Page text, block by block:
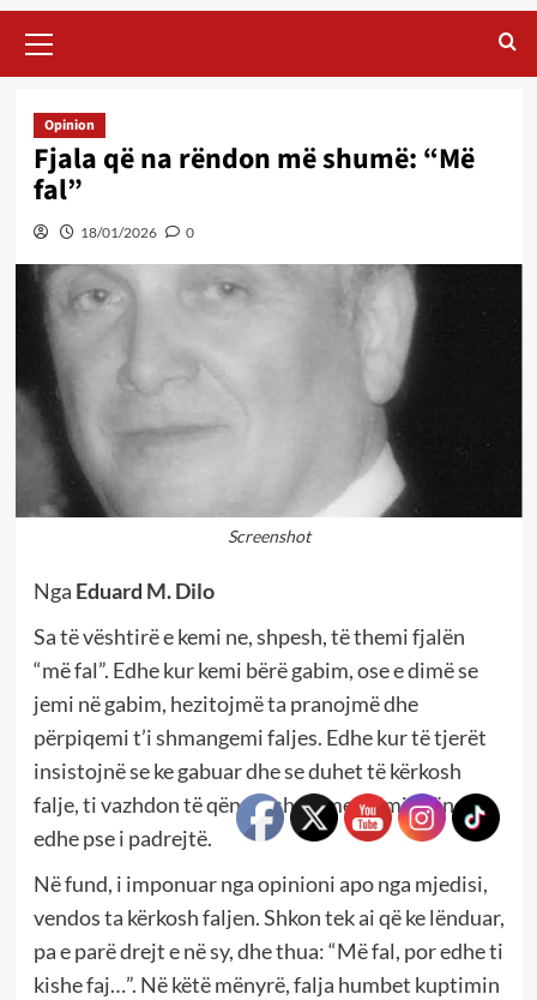
Menu
Opinion
Fjala që na rëndon më shumë: “Më
fal”
18/01/2026 0
Screenshot
Nga Eduard M. Dilo
Sa të vështirë e kemi ne, shpesh, të themi fjalën
“më fal”. Edhe kur kemi bërë gabim, ose e dimë se
jemi në gabim, hezitojmë ta pranojmë dhe
përpiqemi t’i shmangemi faljes. Edhe kur të tjerët
insistojnë se ke gabuar dhe se duhet të kërkosh
falje, ti vazhdon të qëndrosh në mendimin tënd,
edhe pse i padrejtë.
Në fund, i imponuar nga opinioni apo nga mjedisi,
vendos ta kërkosh faljen. Shkon tek ai që ke lënduar,
pa e parë drejt e në sy, dhe thua: “Më fal, por edhe ti
kishe faj…”. Në këtë mënyrë, falja humbet kuptimin